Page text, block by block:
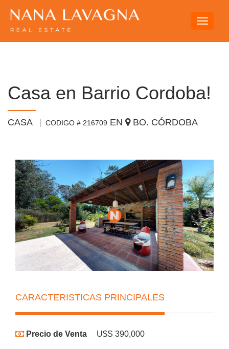
Toggle
Casa en Barrio Cordoba!
CASA CODIGO # 216709 EN BO. CÓRDOBA
CARACTERISTICAS PRINCIPALES
Precio de Venta U$S 390,000